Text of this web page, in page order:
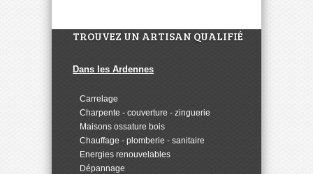
TROUVEZ UN ARTISAN QUALIFIÉ
Dans les Ardennes
Carrelage
Charpente - couverture - zinguerie
Maisons ossature bois
Chauffage - plomberie - sanitaire
Energies renouvelables
Dépannage